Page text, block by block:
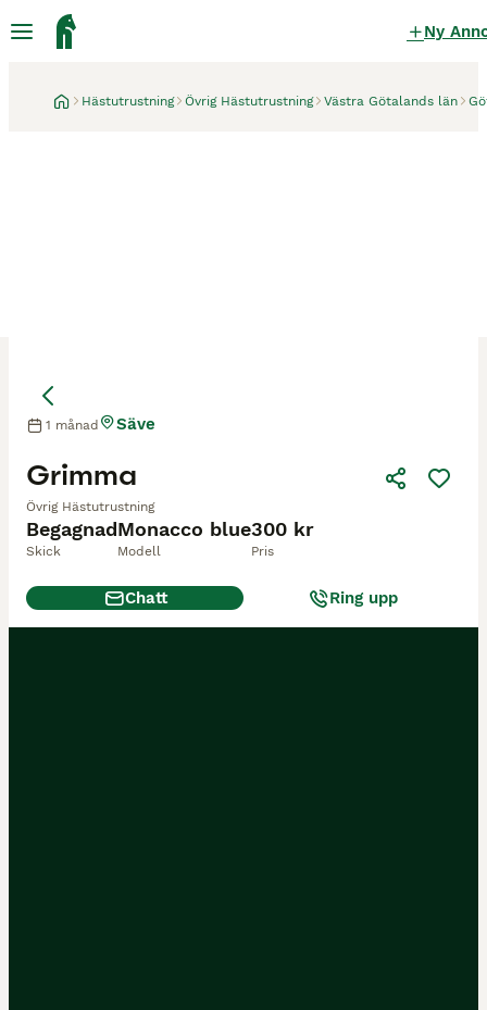
Ny
Hästutrustning Övrig Hästutrustning Västra Götalands län
Begagnad
Skick
Monacco blue
Modell
300 kr
Pris
Grimma
Övrig Hästutrustning
1 månad Säve
Chatt Ring upp